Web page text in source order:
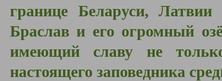
границе Беларуси,
Браслав и его огромный
имеющий славу не
настоящего заповедника